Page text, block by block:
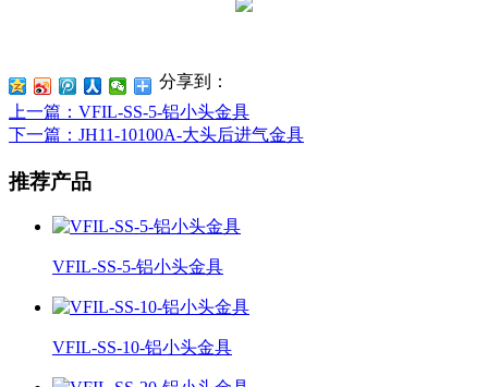
分享到：
上一篇 ：VFIL-SS-5-铝小头金具
下一篇 ：JH11-10100A-大头后进气金具
推荐产品
VFIL-SS-5-铝小头金具
VFIL-SS-10-铝小头金具